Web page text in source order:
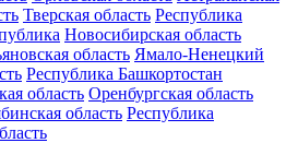
Тверская область Республика
Новосибирская область
область Ямало-Ненецкий
Республика Башкортостан
область Оренбургская область
область Республика